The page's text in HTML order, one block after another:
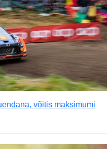
võitis maksimumi